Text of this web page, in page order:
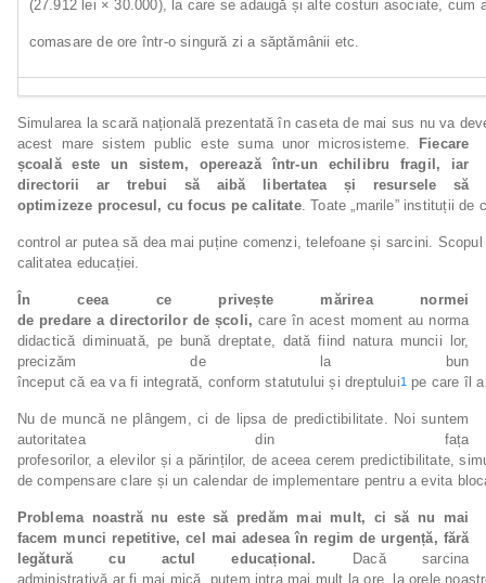
(27.912 lei × 30.000), la care se adaugă și alte costuri asociate, cum
comasare de ore într-o singură zi a săptămânii etc.
Simularea la scară națională prezentată în caseta de mai sus nu va
acest mare sistem public este suma unor microsisteme.
Fiecare
școală este un sistem, operează într-un echilibru fragil, iar
directorii ar trebui să aibă libertatea și resursele să
optimizeze procesul, cu focus pe calitate. Toate „marile” instituții de
control ar putea să dea mai puține comenzi, telefoane și sarcini.
calitatea educației.
În ceea ce privește mărirea
normei
de predare a directorilor de școli,care în acest moment au norma
didactică diminuată, pe bună dreptate, dată fiind natura muncii lor,
precizăm de la bun
început că ea va fi integrată, conform statutului și dreptului1 pe care îl
Nu de muncă ne plângem, ci de lipsa de predictibilitate. Noi suntem
autoritatea din fața
profesorilor, a elevilor și a părinților, de aceea cerem predictibilitate,
de compensare clare și un calendar de implementare pentru a evita
Problema noastră nu este să predăm mai mult, ci să nu mai
facem munci repetitive, cel mai adesea în regim de urgență, fără
legătură cu actul educațional.
Dacă sarcina
administrativă ar fi mai mică, putem intra mai mult la ore, la orele